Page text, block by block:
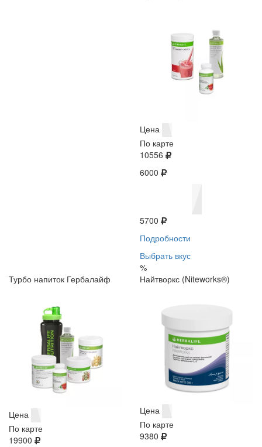
Цена
По карте
10556
6000
5700
Подробности
Выбрать вкус
%
Турбо напиток Гербалайф
Цена
По карте
19900
Найтворкс (Niteworks®)
Цена
По карте
9380